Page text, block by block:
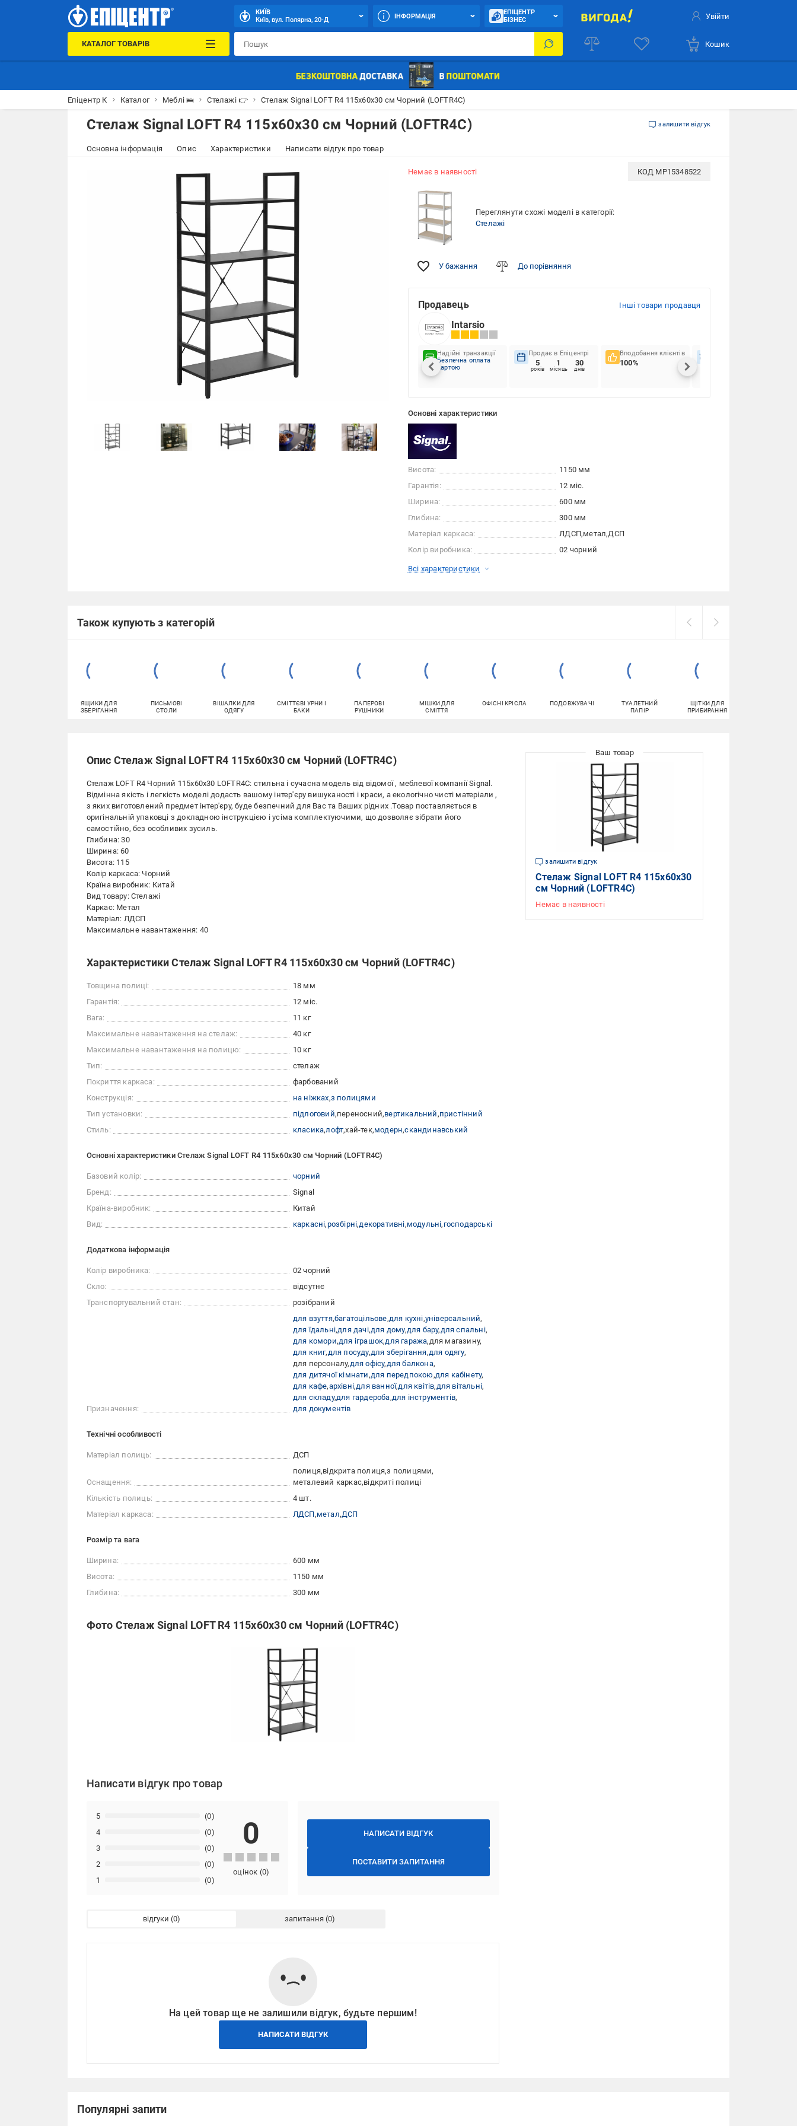
КИЇВ
Київ, вул. Полярна, 20-Д
ІНФОРМАЦІЯ
ЕПІЦЕНТР
БІЗНЕС
Увійти
КАТАЛОГ ТОВАРІВ Кошик
Епіцентр К Каталог Меблі 🛌 Стелажі 👉 Стелаж Signal LOFT R4 115х60х30 см Чорний (LOFTR4C)
Стелаж Signal LOFT R4 115х60х30 см Чорний (LOFTR4C) залишити відгук
Основна інформація Опис Характеристики Написати відгук про товар
Немає в наявності КОД MP15348522
Переглянути схожі моделі в категорії:
Стелажі
У бажання До порівняння
Продавець Інші товари продавця
Intarsio
Надійні транзакції
Безпечна оплата
картою
Продає в Епіцентрі
5
років
1
місяць
30
днів
Вподобання клієнтів
100%
Основні характеристики
Висота:
1150 мм
Гарантія:
12 міс.
Ширина:
600 мм
Глибина:
300 мм
Матеріал каркаса:
ЛДСП метал ДСП
Колір виробника:
02 чорний
Всі характеристики
Також купують з категорій
ЯЩИКИ ДЛЯ
ЗБЕРІГАННЯ
ПИСЬМОВІ
СТОЛИ
ВІШАЛКИ ДЛЯ
ОДЯГУ
СМІТТЄВІ УРНИ І
БАКИ
ПАПЕРОВІ
РУШНИКИ
МІШКИ ДЛЯ
СМІТТЯ
ОФІСНІ КРІСЛА ПОДОВЖУВАЧІ
ТУАЛЕТНИЙ
ПАПІР
ЩІТКИ ДЛЯ
ПРИБИРАННЯ
Опис Стелаж Signal LOFT R4 115х60х30 см Чорний (LOFTR4C)
Стелаж LOFT R4 Чорний 115х60х30 LOFTR4C: стильна і сучасна модель від відомої , меблевої компанії Signal.
Відмінна якість і легкість моделі додасть вашому інтер'єру вишуканості і краси, а екологічно чисті матеріали ,
з яких виготовлений предмет інтер'єру, буде безпечний для Вас та Ваших рідних .Товар поставляється в
оригінальній упаковці з докладною інструкцією і усіма комплектуючими, що дозволяє зібрати його
самостійно, без особливих зусиль.
Глибина: 30
Ширина: 60
Висота: 115
Колір каркаса: Чорний
Країна виробник: Китай
Вид товару: Стелажі
Каркас: Метал
Матеріал: ЛДСП
Максимальне навантаження: 40
Характеристики Стелаж Signal LOFT R4 115х60х30 см Чорний (LOFTR4C)
Товщина полиці:
18 мм
Гарантія:
12 міс.
Вага:
11 кг
Максимальне навантаження на стелаж:
40 кг
Максимальне навантаження на полицю:
10 кг
Тип:
стелаж
Покриття каркаса:
фарбований
Конструкція:
на ніжках з полицями
Тип установки:
підлоговий переносний вертикальний пристінний
Стиль:
класика лофт хай-тек модерн скандинавський
Основні характеристики Стелаж Signal LOFT R4 115х60х30 см Чорний (LOFTR4C)
Базовий колір:
чорний
Бренд:
Signal
Країна-виробник:
Китай
Вид:
каркасні розбірні декоративні модульні господарські
Додаткова інформація
Колір виробника:
02 чорний
Скло:
відсутнє
Транспортувальний стан:
розібраний
Призначення:
для взуття багатоцільове для кухні універсальний
для їдальні для дачі для дому для бару для спальні
для комори для іграшок для гаража для магазину
для книг для посуду для зберігання для одягу
для персоналу для офісу для балкона
для дитячої кімнати для передпокою для кабінету
для кафе архівні для ванної для квітів для вітальні
для складу для гардероба для інструментів
для документів
Технічні особливості
Матеріал полиць: ДСП
Оснащення:
полиця відкрита полиця з полицями
металевий каркас відкриті полиці
Кількість полиць:
4 шт.
Матеріал каркаса:
ЛДСП метал ДСП
Розмір та вага
Ширина:
600 мм
Висота:
1150 мм
Глибина:
300 мм
Фото Стелаж Signal LOFT R4 115х60х30 см Чорний (LOFTR4C)
Написати відгук про товар
НАПИСАТИ ВІДГУК
ПОСТАВИТИ ЗАПИТАННЯ
1 (0)
2 (0)
3 (0)
4 (0)
5 (0)
0
оцінок (0)
відгуки запитання
На цей товар ще не залишили відгук, будьте першим!
НАПИСАТИ ВІДГУК
залишити відгук
Стелаж Signal LOFT R4 115х60х30
см Чорний (LOFTR4C)
Немає в наявності
Популярні запити